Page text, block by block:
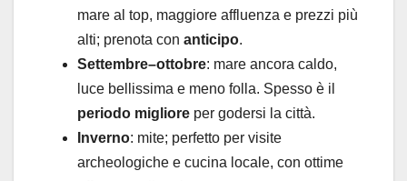
mare al top, maggiore affluenza e prezzi più
alti; prenota con anticipo.
Settembre–ottobre: mare ancora caldo,
luce bellissima e meno folla. Spesso è il
periodo migliore per godersi la città.
Inverno: mite; perfetto per visite
archeologiche e cucina locale, con ottime